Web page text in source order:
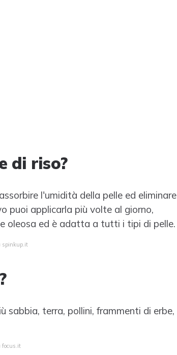
di riso?
l'umidità della pelle ed eliminare
puoi applicarla più volte al giorno,
oleosa ed è adatta a tutti i tipi di pelle.
spinkup.it
sabbia, terra, pollini, frammenti di erbe,
focus.it